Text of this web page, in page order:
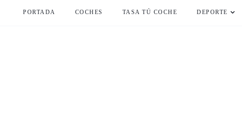
PORTADA COCHES TASA TÚ COCHE DEPORTE